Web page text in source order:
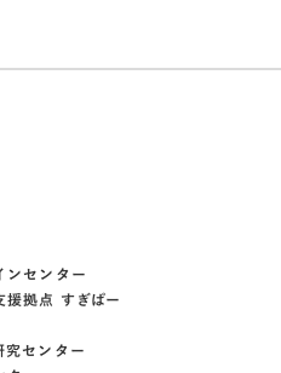
ンセンター
拠点 すぎぱー
究センター